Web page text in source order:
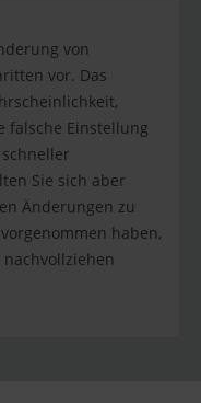
von
vor. Das
falsche Einstellung
Sie sich aber
Änderungen zu
haben,